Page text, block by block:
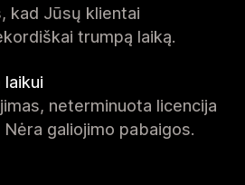
kad Jūsų klientai
trumpą laiką.
neterminuota licencija
galiojimo pabaigos.